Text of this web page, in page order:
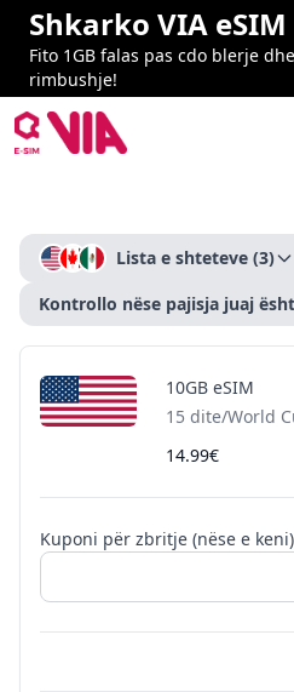
Shkarko VIA eSIM
Fito 1GB falas pas cdo blerje dhe
rimbushje!
VIA ESIM
Checkout Lista e shteteve (3)
Kontrollo nëse pajisja juaj
10GB eSIM
15 dite/World
14.99€
Kuponi për zbritje (nëse e keni)